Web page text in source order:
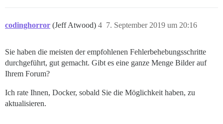
codinghorror (Jeff Atwood) 7. September 2019 um 20:16
4
Sie haben die meisten der empfohlenen Fehlerbehebungsschritte
durchgeführt, gut gemacht. Gibt es eine ganze Menge Bilder auf
Ihrem Forum?
Ich rate Ihnen, Docker, sobald Sie die Möglichkeit haben, zu
aktualisieren.